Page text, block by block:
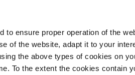
to ensure proper operation of the
of the website, adapt it to your
the above types of cookies on
To the extent the cookies contain